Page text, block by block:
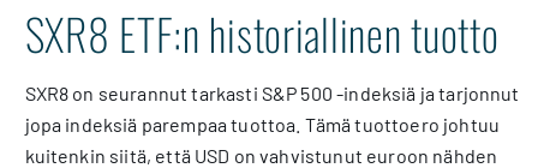
SXR8 ETF:n historiallinen tuotto
SXR8 on seurannut tarkasti S&P 500 -indeksiä ja tarjonnut
jopa indeksiä parempaa tuottoa. Tämä tuottoero johtuu
kuitenkin siitä, että USD on vahvistunut euroon nähden